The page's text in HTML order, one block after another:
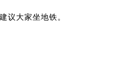
议大家坐地铁。